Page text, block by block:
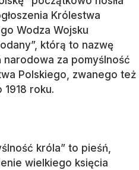
Królestwa
Wodza Wojsku
którą to nazwę
narodowa za pomyślność
Polskiego, zwanego też
1918 roku.
króla” to pieśń,
wielkiego księcia